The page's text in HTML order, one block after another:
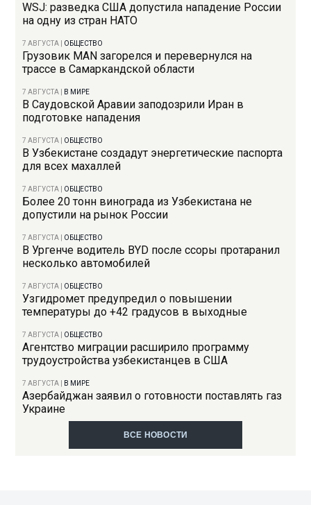
WSJ: разведка США допустила нападение России
на одну из стран НАТО
7 АВГУСТА ОБЩЕСТВО
Грузовик MAN загорелся и перевернулся на
трассе в Самаркандской области
7 АВГУСТА В МИРЕ
В Саудовской Аравии заподозрили Иран в
подготовке нападения
7 АВГУСТА ОБЩЕСТВО
В Узбекистане создадут энергетические паспорта
для всех махаллей
7 АВГУСТА ОБЩЕСТВО
Более 20 тонн винограда из Узбекистана не
допустили на рынок России
7 АВГУСТА ОБЩЕСТВО
В Ургенче водитель BYD после ссоры протаранил
несколько автомобилей
7 АВГУСТА ОБЩЕСТВО
Узгидромет предупредил о повышении
температуры до +42 градусов в выходные
7 АВГУСТА ОБЩЕСТВО
Агентство миграции расширило программу
трудоустройства узбекистанцев в США
7 АВГУСТА В МИРЕ
Азербайджан заявил о готовности поставлять газ
Украине
ВСЕ НОВОСТИ